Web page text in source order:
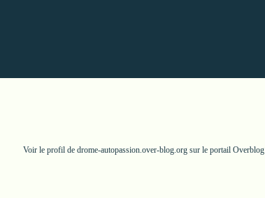
Voir le profil de drome-autopassion.over-blog.org sur le portail Overblog